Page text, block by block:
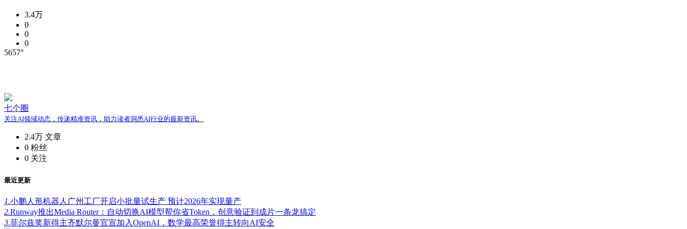
3.4万
0
0
0
5657°
七个圈
关注AI领域动态，传递精准资讯，助力读者洞悉AI行业的最新资讯。
2.4万 文章
0 粉丝
0 关注
最近更新
1.小鹏人形机器人广州工厂开启小批量试生产 预计2026年实现量产
2.Runway推出Media Router：自动切换AI模型帮你省Token，创意验证到成片一条龙搞定
3.菲尔兹奖新得主齐默尔曼官宣加入OpenAI，数学最高荣誉得主转向AI安全